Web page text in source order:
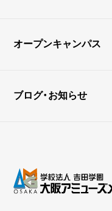
オープンキャンパス
ブログ・お知らせ